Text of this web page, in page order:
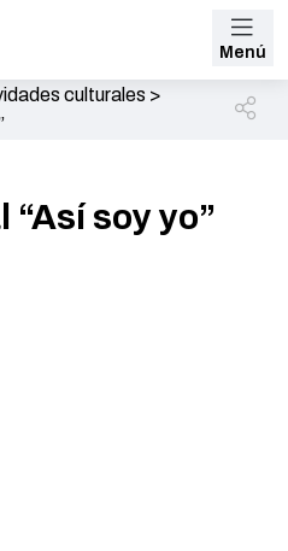
Menú
culturales >
soy yo”